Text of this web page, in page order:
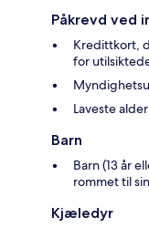
Påkrevd ved
Kredittkort,
for
Laveste
Barn
Barn (13 år
rommet til
Kjæledyr